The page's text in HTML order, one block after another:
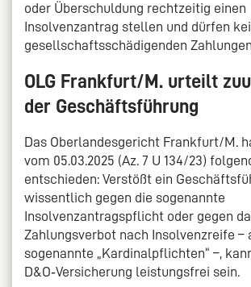
oder Überschuldung rechtzeitig einen
Insolvenzantrag stellen und dürfen
gesellschaftsschädigenden
OLG Frankfurt/M. urteilt
der Geschäftsführung
Das Oberlandesgericht Frankfurt/M.
vom 05.03.2025 (Az. 7 U 134/23)
entschieden: Verstößt ein
wissentlich gegen die sogenannte
Insolvenzantragspflicht oder gegen
Zahlungsverbot nach Insolvenzreife –
sogenannte „Kardinalpflichten“ –,
D&O‑Versicherung leistungsfrei sein.